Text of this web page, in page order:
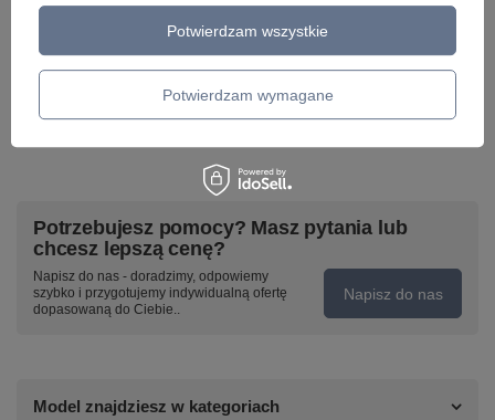
Potrzebujesz pomocy? Masz pytania lub
chcesz lepszą cenę?
Napisz do nas - doradzimy, odpowiemy
szybko i przygotujemy indywidualną ofertę
dopasowaną do Ciebie..
Napisz do nas
Model znajdziesz w kategoriach
Potwierdzam wymagane
Potwierdzam wszystkie